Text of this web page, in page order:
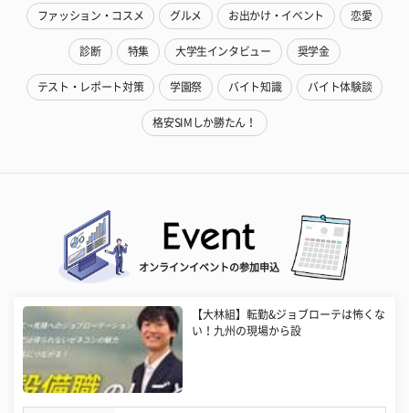
ファッション・コスメ グルメ お出かけ・イベント 恋愛
診断 特集 大学生インタビュー 奨学金
テスト・レポート対策 学園祭 バイト知識 バイト体験談
格安SIMしか勝たん！
オンラインイベントの参加申込
【大林組】転勤&ジョブローテは怖くな
い！九州の現場から設